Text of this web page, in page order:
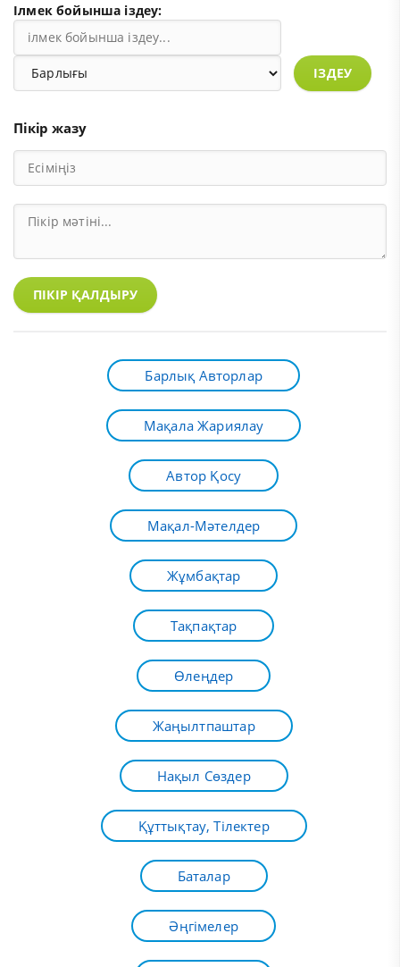
Ілмек бойынша іздеу:
ІЗДЕУ
Пікір жазу
ПІКІР ҚАЛДЫРУ
Барлық Авторлар
Мақала Жариялау
Автор Қосу
Мақал-Мәтелдер
Жұмбақтар
Тақпақтар
Өлеңдер
Жаңылтпаштар
Нақыл Сөздер
Құттықтау, Тілектер
Баталар
Әңгімелер